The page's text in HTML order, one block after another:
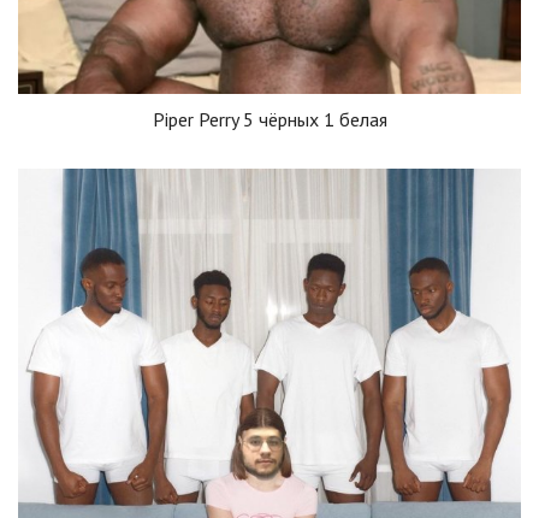
Piper Perry 5 чёрных 1 белая